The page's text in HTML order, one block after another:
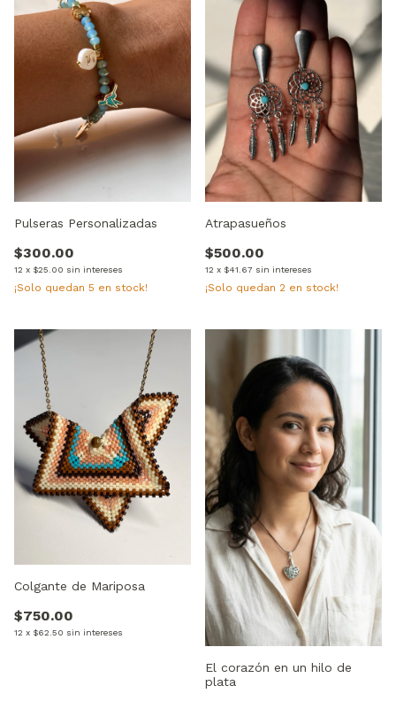
Pulseras Personalizadas
$300.00
12 x $25.00 sin intereses
¡Solo quedan 5 en stock!
Atrapasueños
$500.00
12 x $41.67 sin intereses
¡Solo quedan 2 en stock!
Colgante de Mariposa
$750.00
12 x $62.50 sin intereses
El corazón en un hilo de
plata